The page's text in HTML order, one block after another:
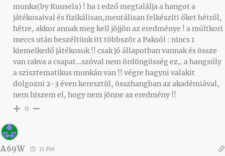
munka(by Kuusela) ! ha 1 edző megtalálja a hangot a
játékosaival és fizikálisan,mentálisan felkészíti őket hétről,
hétre, akkor annak meg kell jöjjön az eredménye ! a múltkori
meccs után beszéltünk itt többször a Paksól : nincs 1
kiemelkedő játékosuk !! csak jó állapotban vannak és össze
van rakva a csapat…szóval nem ördöngösség ez,. a hangsúly
a szisztematikus munkán van !! végre hagyni valakit
dolgozni 2-3 éven keresztül, összhangban az akadémiával,
nem hiszem el, hogy nem jönne az eredmény !!
0
A69W 11 éve